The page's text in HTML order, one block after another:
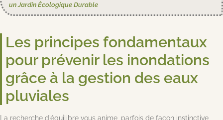
un Jardin Écologique Durable
Les principes fondamentaux
pour prévenir les inondations
grâce à la gestion des eaux
pluviales
La recherche d’équilibre vous anime, parfois de façon instinctive,